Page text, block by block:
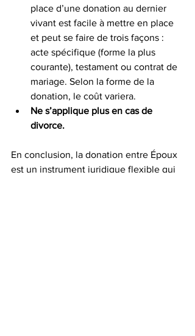
place d’une donation au dernier
vivant est facile à mettre en place
et peut se faire de trois façons :
acte spécifique (forme la plus
courante), testament ou contrat de
mariage. Selon la forme de la
donation, le coût variera.
Ne s’applique plus en cas de
divorce.
En conclusion, la donation entre Époux
est un instrument juridique flexible qui